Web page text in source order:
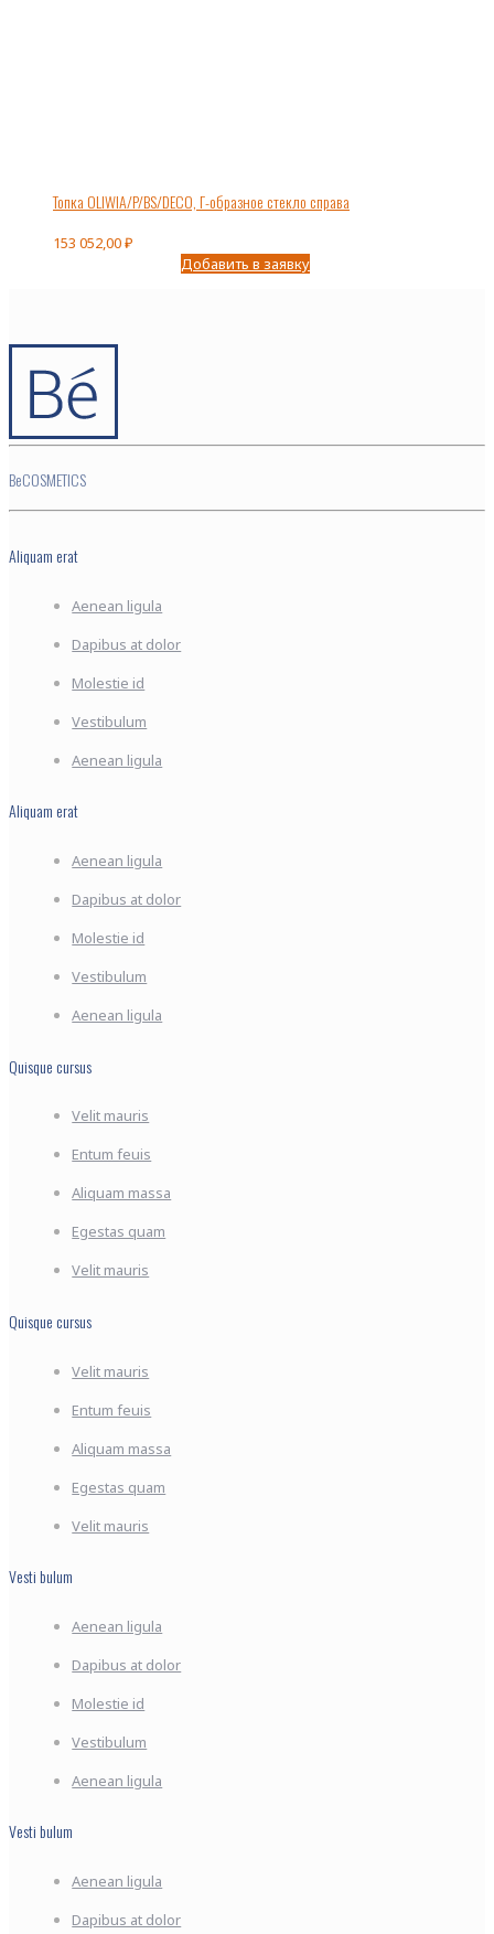
Топка OLIWIA/P/BS/DECO, Г-образное стекло справа
153 052,00₽
Добавить в заявку
BeCOSMETICS
Aliquam erat
Aenean ligula
Dapibus at dolor
Molestie id
Vestibulum
Aenean ligula
Aliquam erat
Aenean ligula
Dapibus at dolor
Molestie id
Vestibulum
Aenean ligula
Quisque cursus
Velit mauris
Entum feuis
Aliquam massa
Egestas quam
Velit mauris
Quisque cursus
Velit mauris
Entum feuis
Aliquam massa
Egestas quam
Velit mauris
Vesti bulum
Aenean ligula
Dapibus at dolor
Molestie id
Vestibulum
Aenean ligula
Vesti bulum
Aenean ligula
Dapibus at dolor